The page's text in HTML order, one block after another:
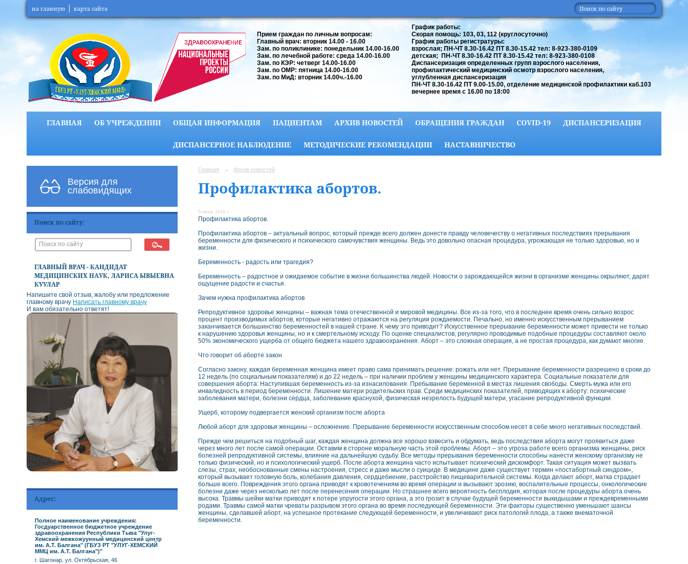
на главную карта сайта
Прием граждан по личным вопросам:
Главный врач: вторник 14.00 - 16.00
Зам. по поликлинике: понедельник 14.00-16.00
Зам. по лечебной работе: среда 14.00-16.00
Зам. по КЭР: четверг 14.00-16.00
Зам. по ОМР: пятница 14.00-16.00
Зам. по МиД: вторник 14.00ч.-16.00
График работы:
Скорая помощь: 103, 03, 112 (круглосуточно)
График работы регистратуры:
взрослая; ПН-ЧТ 8.30-16.42 ПТ 8.30-15.42 тел: 8-923-380-0109
детская; ПН-ЧТ 8.30-16.42 ПТ 8.30-15.42 тел: 8-923-380-0108
Диспансеризация определенных групп взрослого населения,
профилактический медицинский осмотр взрослого населения,
углубленная диспансеризация
ПН-ЧТ 8.30-16.42 ПТ 9.00-15.00, отделение медицинской профилактики каб.103
вечернее время с 16.00 по 18:00
ГЛАВНАЯ ОБ УЧРЕЖДЕНИИ ОБЩАЯ ИНФОРМАЦИЯ ПАЦИЕНТАМ АРХИВ НОВОСТЕЙ ОБРАЩЕНИЯ ГРАЖДАН COVID-19 ДИСПАНСЕРИЗАЦИЯ
ДИСПАНСЕРНОЕ НАБЛЮДЕНИЕ МЕТОДИЧЕСКИЕ РЕКОМЕНДАЦИИ НАСТАВНИЧЕСТВО
Версия для
слабовидящих
Поиск по сайту:
ГЛАВНЫЙ ВРАЧ - КАНДИДАТ
МЕДИЦИНСКИХ НАУК, ЛАРИСА ЫВЫЕВНА
КУУЛАР
Напишите свой отзыв, жалобу или предложение
главному врачу Написать главному врачу
И вам обязательно ответят!
Адрес:
Полное наименование учреждения:
Госдуарственное бюджетное учреждение
здравоохранения Республики Тыва "Улуг-
Хемский межкожуунный медицинский центр
им. А.Т. Балгана" (ГБУЗ РТ "УЛУГ-ХЕМСКИЙ
ММЦ им. А.Т. Балгана")"
г. Шагонар, ул. Октябрьская, 46
Главная → Архив новостей
Профилактика абортов.
9 июля 2018 г.
Профилактика абортов.
Профилактика абортов – актуальный вопрос, который прежде всего должен донести правду человечеству о негативных последствиях прерывания
беременности для физического и психического самочувствия женщины. Ведь это довольно опасная процедура, угрожающая не только здоровью, но и
жизни.
Беременность - радость или трагедия?
Беременность – радостное и ожидаемое событие в жизни большинства людей. Новости о зарождающейся жизни в организме женщины окрыляют, дарят
ощущение радости и счастья.
Зачем нужна профилактика абортов
Репродуктивное здоровье женщины – важная тема отечественной и мировой медицины. Все из-за того, что в последнее время очень сильно возрос
процент производимых абортов, которые негативно отражаются на регуляции рождаемости. Печально, но именно искусственным прерыванием
заканчивается большинство беременностей в нашей стране. К чему это приводит? Искусственное прерывание беременности может привести не только
к нарушению здоровья женщины, но и к смертельному исходу. По оценке специалистов, регулярно проводимые подобные процедуры составляют около
50% экономического ущерба от общего бюджета нашего здравоохранения. Аборт – это сложная операция, а не простая процедура, как думают многие.
Что говорит об аборте закон
Согласно закону, каждая беременная женщина имеет право сама принимать решение: рожать или нет. Прерывание беременности разрешено в сроки до
12 недель (по социальным показателям) и до 22 недель – при наличии проблем у женщины медицинского характера. Социальные показатели для
совершения аборта: Наступившая беременность из-за изнасилования. Пребывание беременной в местах лишения свободы. Смерть мужа или его
инвалидность в период беременности. Лишение матери родительских прав. Среди медицинских показателей, приводящих к аборту: психические
заболевания матери, болезни сердца, заболевание краснухой, физическая незрелость будущей матери, угасание репродуктивной функции.
Ущерб, которому подвергается женский организм после аборта
Любой аборт для здоровья женщины – осложнение. Прерывание беременности искусственным способом несет в себе много негативных последствий.
Прежде чем решиться на подобный шаг, каждая женщина должна все хорошо взвесить и обдумать, ведь последствия аборта могут проявиться даже
через много лет после самой операции. Оставим в стороне моральную часть этой проблемы. Аборт – это угроза работе всего организма женщины, риск
болезней репродуктивной системы, влияние на дальнейшую судьбу. Все методы прерывания беременности способны нанести женскому организму не
только физический, но и психологический ущерб. После аборта женщина часто испытывает психический дискомфорт. Такая ситуация может вызвать
слезы, страх, необоснованные смены настроения, стресс и даже мысли о суициде. В медицине даже существует термин «постабортный синдром»,
который вызывает головную боль, колебания давления, сердцебиение, расстройство пищеварительной системы. Когда делают аборт, матка страдает
больше всего. Повреждения этого органа приводят к кровотечениям во время операции и вызывают эрозию, воспалительные процессы, онкологические
болезни даже через несколько лет после перенесения операции. Но страшнее всего вероятность бесплодия, которая после процедуры аборта очень
высока. Травмы шейки матки приводят к потере упругости этого органа, а это грозит в случае будущей беременности выкидышами и преждевременными
родами. Травмы самой матки чреваты разрывом этого органа во время последующей беременности. Эти факторы существенно уменьшают шансы
женщины, сделавшей аборт, на успешное протекание следующей беременности, и увеличивают риск патологий плода, а также внематочной
беременности.